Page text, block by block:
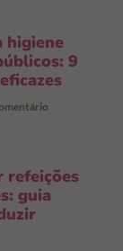
higiene
9
refeições
guia